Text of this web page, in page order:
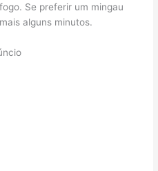
Se preferir um mingau
alguns minutos.